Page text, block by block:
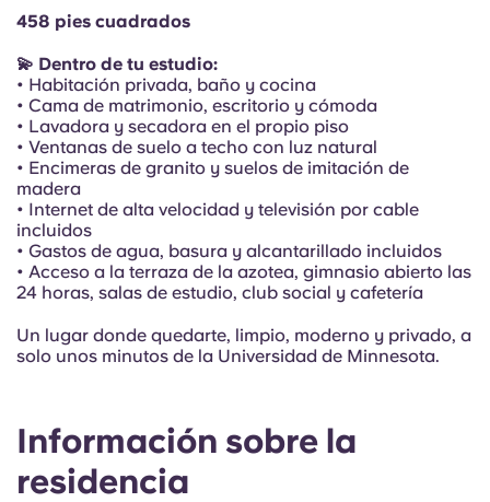
Portuguese
Información sobre la
residencia
458 pies cuadrados
💫 Dentro de tu estudio:
• Habitación privada, baño y cocina
• Cama de matrimonio, escritorio y cómoda
• Lavadora y secadora en el propio piso
• Ventanas de suelo a techo con luz natural
• Encimeras de granito y suelos de imitación de
madera
• Internet de alta velocidad y televisión por cable
incluidos
• Gastos de agua, basura y alcantarillado incluidos
• Acceso a la terraza de la azotea, gimnasio abierto las
24 horas, salas de estudio, club social y cafetería
Un lugar donde quedarte, limpio, moderno y privado, a
solo unos minutos de la Universidad de Minnesota.